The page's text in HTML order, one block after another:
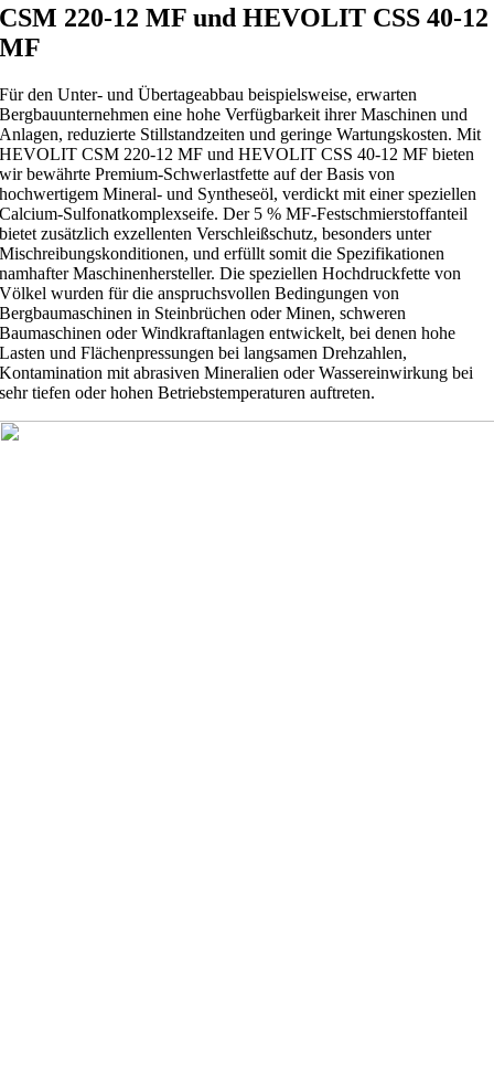
CSM 220-12 MF und HEVOLIT CSS 40-12
MF
Für den Unter- und Übertageabbau beispielsweise, erwarten
Bergbauunternehmen eine hohe Verfügbarkeit ihrer Maschinen und
Anlagen, reduzierte Stillstandzeiten und geringe Wartungskosten. Mit
HEVOLIT CSM 220-12 MF und HEVOLIT CSS 40-12 MF bieten
wir bewährte Premium-Schwerlastfette auf der Basis von
hochwertigem Mineral- und Syntheseöl, verdickt mit einer speziellen
Calcium-Sulfonatkomplexseife. Der 5 % MF-Festschmierstoffanteil
bietet zusätzlich exzellenten Verschleißschutz, besonders unter
Mischreibungskonditionen, und erfüllt somit die Spezifikationen
namhafter Maschinenhersteller. Die speziellen Hochdruckfette von
Völkel wurden für die anspruchsvollen Bedingungen von
Bergbaumaschinen in Steinbrüchen oder Minen, schweren
Baumaschinen oder Windkraftanlagen entwickelt, bei denen hohe
Lasten und Flächenpressungen bei langsamen Drehzahlen,
Kontamination mit abrasiven Mineralien oder Wassereinwirkung bei
sehr tiefen oder hohen Betriebstemperaturen auftreten.